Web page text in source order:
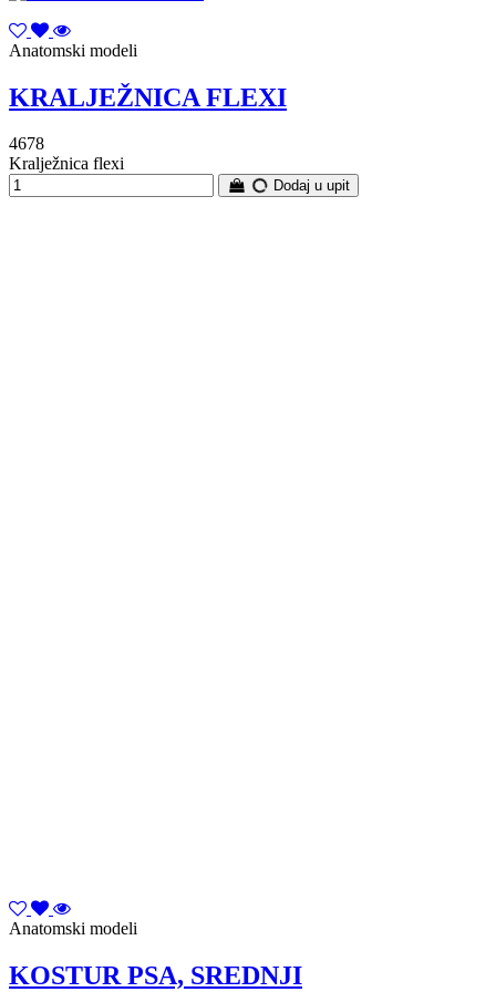
Anatomski modeli
KRALJEŽNICA FLEXI
4678
Kralježnica flexi
Dodaj u upit
Anatomski modeli
KOSTUR PSA, SREDNJI